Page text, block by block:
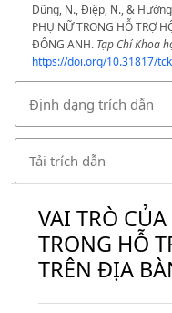
Dũng, N., Điệp, N., &
PHỤ NỮ TRONG HỖ TRỢ
ĐÔNG ANH. Tạp Chí Khoa
https://doi.org/10.31817/
Định dạng trích dẫn
Tải trích dẫn
VAI TRÒ
TRONG HỖ
TRÊN ĐỊA